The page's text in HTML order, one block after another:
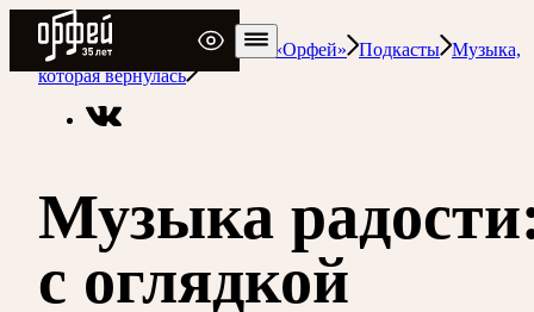
Радио Орфей
Радио классической музыки «Орфей»
Подкасты Музыка,
которая вернулась
Музыка
с оглядкой